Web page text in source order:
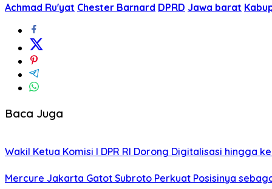
Achmad Ru'yat Chester Barnard DPRD Jawa barat
Baca Juga
Wakil Ketua Komisi I DPR RI Dorong Digitalisasi hingga
Mercure Jakarta Gatot Subroto Perkuat Posisinya